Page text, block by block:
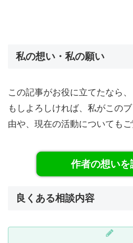
私の想い・私の願い
この記事がお役に立てたなら、
もしよろしければ、私がこの
由や、現在の活動についてもご
作者の想いを
良くある相談内容